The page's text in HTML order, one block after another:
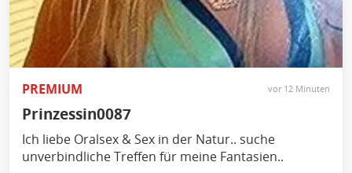
PREMIUM vor 12 Minuten
Prinzessin0087
Ich liebe Oralsex & Sex in der Natur.. suche
unverbindliche Treffen für meine Fantasien..